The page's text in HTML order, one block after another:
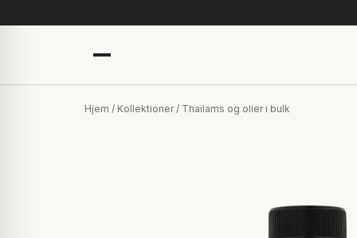
Hjem / Kollektioner/ Thailams og olier i bulk